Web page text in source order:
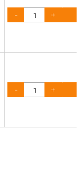
- +
- +